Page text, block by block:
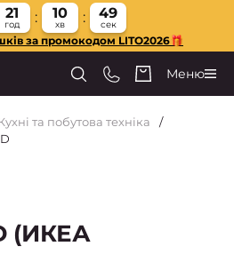
21
год
10
хв
49
сек
за промокодом LITO2026🎁
Меню
та побутова техніка
(ИКЕА